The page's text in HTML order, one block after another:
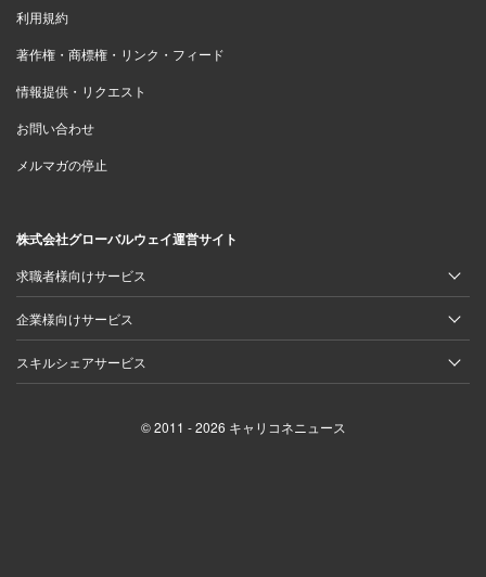
利用規約
著作権・商標権・リンク・フィード
情報提供・リクエスト
お問い合わせ
メルマガの停止
株式会社グローバルウェイ運営サイト
求職者様向けサービス
企業様向けサービス
スキルシェアサービス
© 2011 - 2026 キャリコネニュース